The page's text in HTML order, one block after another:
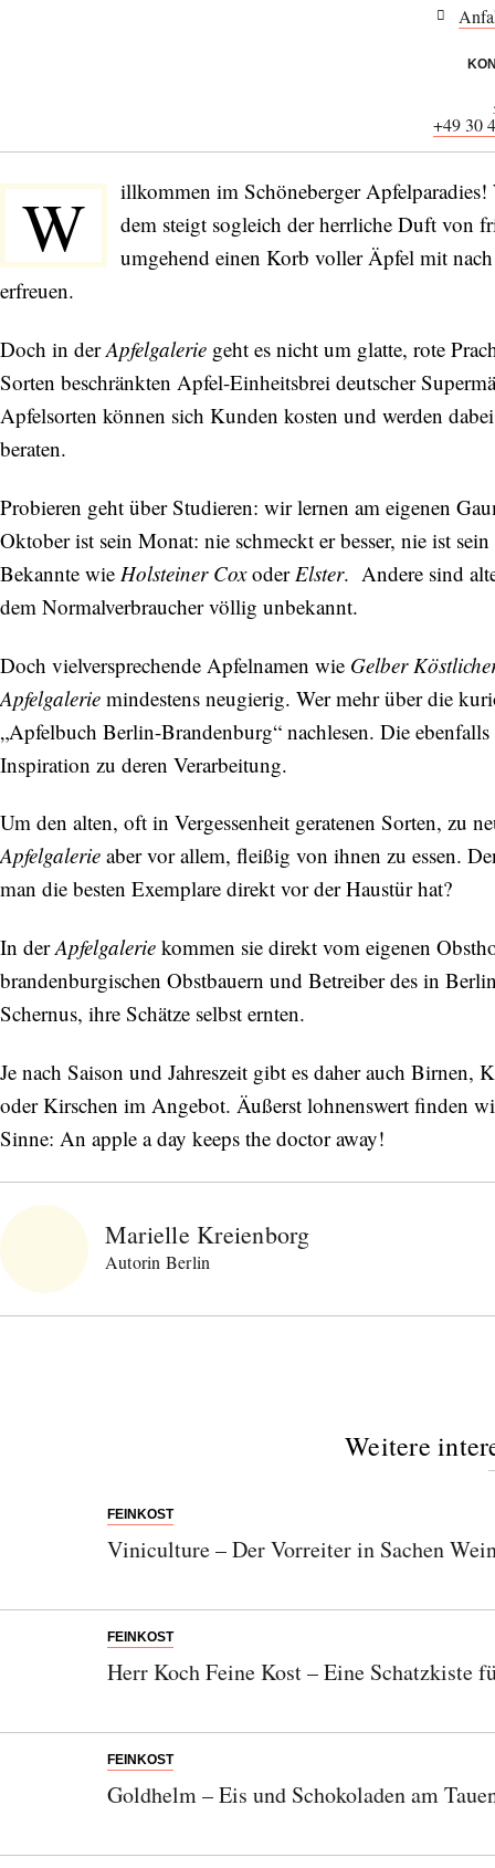
+49 30
W
illkommen im Schöneberger
dem steigt sogleich der herrliche Duft von
umgehend einen Korb voller Äpfel mit
erfreuen.
Doch in derApfelgalerie geht es nicht um glatte, rote
Sorten beschränkten Apfel-Einheitsbrei deutscher
Apfelsorten können sich Kunden kosten und werden
beraten.
Probieren geht über Studieren: wir lernen am eigenen
Oktober ist sein Monat: nie schmeckt er besser, nie ist
Bekannte wie Holsteiner Coxoder Elster. Andere sind
dem Normalverbraucher völlig unbekannt.
Doch vielversprechende Apfelnamen wie Gelber
Apfelgalerie mindestens neugierig. Wer mehr über die
„Apfelbuch Berlin-Brandenburg“ nachlesen. Die
Inspiration zu deren Verarbeitung.
Um den alten, oft in Vergessenheit geratenen Sorten, zu
Apfelgalerie aber vor allem, fleißig von ihnen zu essen.
man die besten Exemplare direkt vor der Haustür hat?
In derApfelgalerie kommen sie direkt vom eigenen
brandenburgischen Obstbauern und Betreiber des in
Schernus, ihre Schätze selbst ernten.
Je nach Saison und Jahreszeit gibt es daher auch
oder Kirschen im Angebot. Äußerst lohnenswert finden
Sinne: An apple a day keeps the doctor away!
Marielle Kreienborg
Autorin Berlin
Weitere
FEINKOST
Viniculture – Der Vorreiter in Sachen
FEINKOST
Herr Koch Feine Kost – Eine Schatzkiste
FEINKOST
Goldhelm – Eis und Schokoladen am